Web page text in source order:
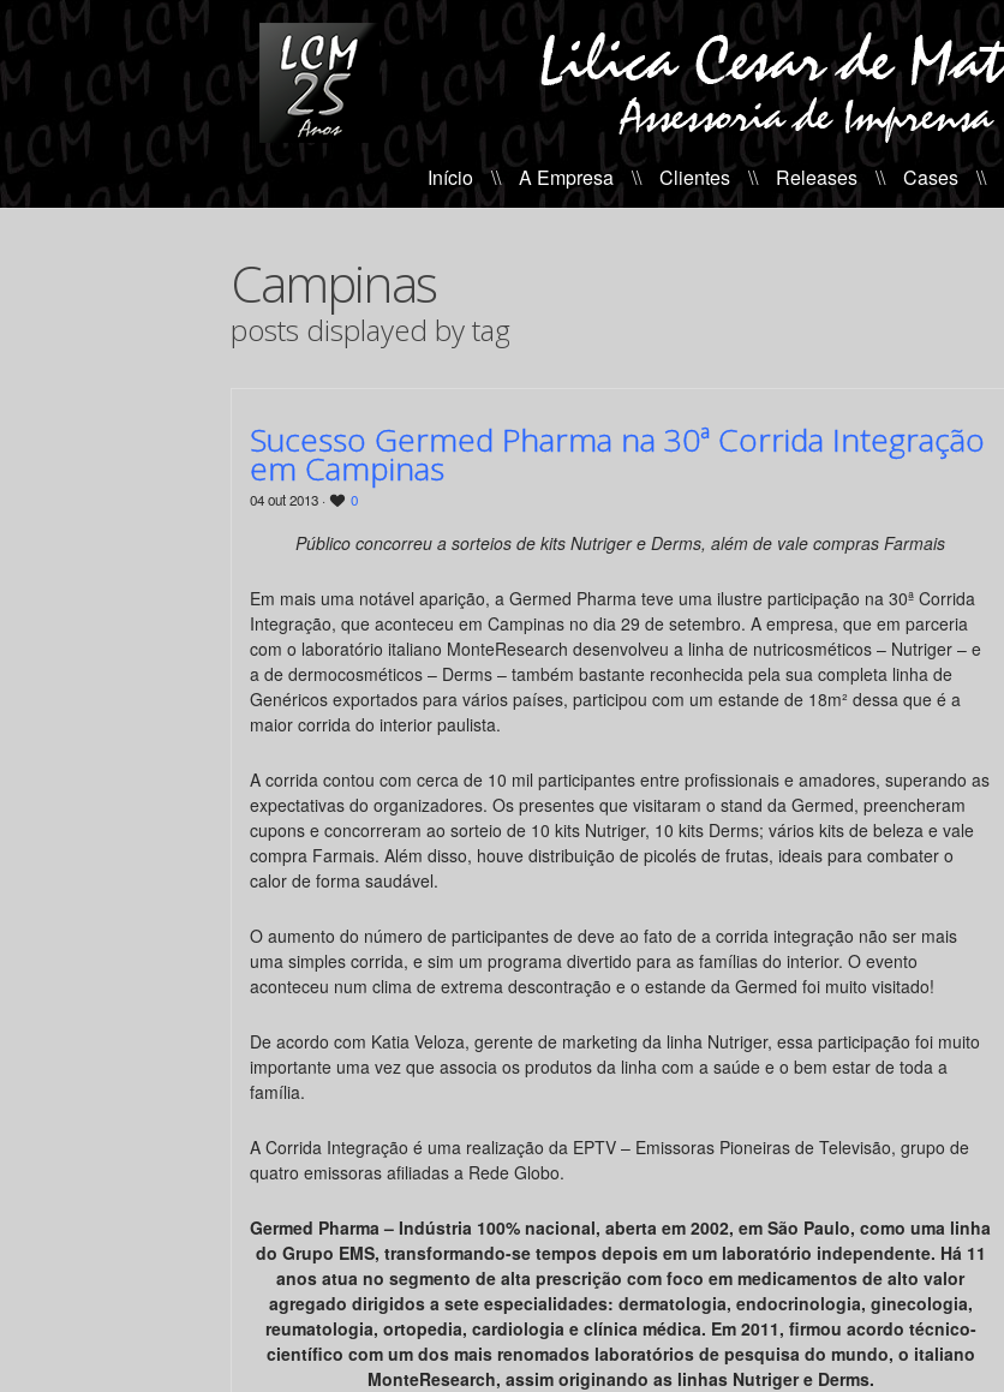
Início \\ A Empresa \\ Clientes \\ Releases \\ Cases \\
Campinas
posts displayed by tag
Sucesso Germed Pharma na 30ª Corrida Integração
em Campinas
04 out 2013 · 0
Público concorreu a sorteios de kits Nutriger e Derms, além de vale compras Farmais
Em mais uma notável aparição, a Germed Pharma teve uma ilustre participação na 30ª Corrida
Integração, que aconteceu em Campinas no dia 29 de setembro. A empresa, que em parceria
com o laboratório italiano MonteResearch desenvolveu a linha de nutricosméticos – Nutriger – e
a de dermocosméticos – Derms – também bastante reconhecida pela sua completa linha de
Genéricos exportados para vários países, participou com um estande de 18m² dessa que é a
maior corrida do interior paulista.
A corrida contou com cerca de 10 mil participantes entre profissionais e amadores, superando as
expectativas do organizadores. Os presentes que visitaram o stand da Germed, preencheram
cupons e concorreram ao sorteio de 10 kits Nutriger, 10 kits Derms; vários kits de beleza e vale
compra Farmais. Além disso, houve distribuição de picolés de frutas, ideais para combater o
calor de forma saudável.
O aumento do número de participantes de deve ao fato de a corrida integração não ser mais
uma simples corrida, e sim um programa divertido para as famílias do interior. O evento
aconteceu num clima de extrema descontração e o estande da Germed foi muito visitado!
De acordo com Katia Veloza, gerente de marketing da linha Nutriger, essa participação foi muito
importante uma vez que associa os produtos da linha com a saúde e o bem estar de toda a
família.
A Corrida Integração é uma realização da EPTV – Emissoras Pioneiras de Televisão, grupo de
quatro emissoras afiliadas a Rede Globo.
Germed Pharma – Indústria 100% nacional, aberta em 2002, em São Paulo, como uma linha
do Grupo EMS, transformando-se tempos depois em um laboratório independente. Há 11
anos atua no segmento de alta prescrição com foco em medicamentos de alto valor
agregado dirigidos a sete especialidades: dermatologia, endocrinologia, ginecologia,
reumatologia, ortopedia, cardiologia e clínica médica. Em 2011, firmou acordo técnico-
científico com um dos mais renomados laboratórios de pesquisa do mundo, o italiano
MonteResearch, assim originando as linhas Nutriger e Derms.